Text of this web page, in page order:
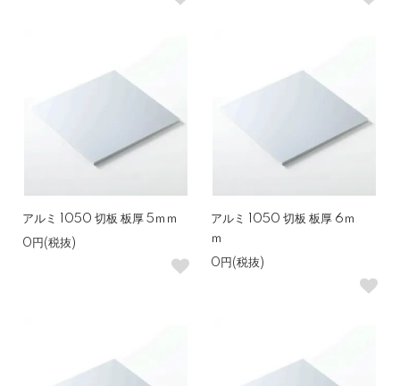
アルミ 1050 切板 板厚 5ｍｍ
0円(税抜)
アルミ 1050 切板 板厚 6ｍ
ｍ
0円(税抜)